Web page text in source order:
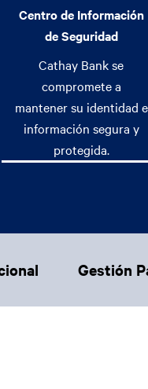
Centro de Información
de Seguridad
Cathay Bank se
compromete a
mantener su identidad e
información segura y
protegida.
Gestión